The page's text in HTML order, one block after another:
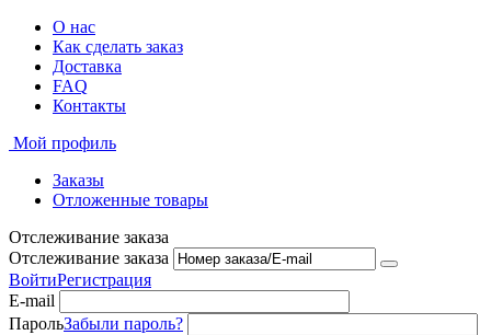
О нас
Как сделать заказ
Доставка
FAQ
Контакты
Мой профиль
Заказы
Отложенные товары
Отслеживание заказа
Отслеживание заказа
ВойтиРегистрация
E-mail
ПарольЗабыли пароль?